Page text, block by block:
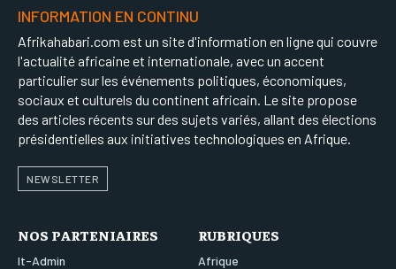
INFORMATION EN CONTINU
Afrikahabari.com est un site d'information en ligne qui couvre
l'actualité africaine et internationale, avec un accent
particulier sur les événements politiques, économiques,
sociaux et culturels du continent africain. Le site propose
des articles récents sur des sujets variés, allant des élections
présidentielles aux initiatives technologiques en Afrique.
NEWSLETTER
NOS PARTENIAIRES
It-Admin
RUBRIQUES
Afrique